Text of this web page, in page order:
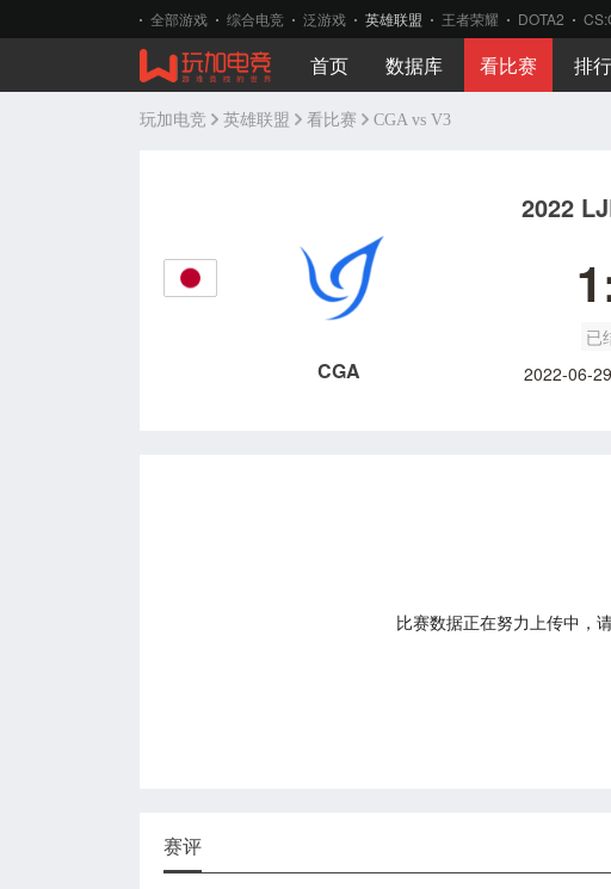
全部游戏 综合电竞 泛游戏 英雄联盟 王者荣耀 DOTA2
首页 数据库 看比赛 排
玩加电竞 英雄联盟 看比赛 CGA vs V3
2022
CGA
已
2022-06-
比赛数据正在努力上传中，
赛评